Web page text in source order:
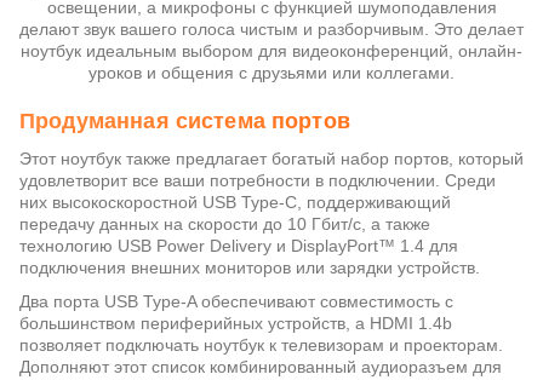
освещении, а микрофоны с функцией шумоподавления
делают звук вашего голоса чистым и разборчивым. Это делает
ноутбук идеальным выбором для видеоконференций, онлайн-
уроков и общения с друзьями или коллегами.
Продуманная система портов
Этот ноутбук также предлагает богатый набор портов, который
удовлетворит все ваши потребности в подключении. Среди
них высокоскоростной USB Type-C, поддерживающий
передачу данных на скорости до 10 Гбит/с, а также
технологию USB Power Delivery и DisplayPort™ 1.4 для
подключения внешних мониторов или зарядки устройств.
Два порта USB Type-A обеспечивают совместимость с
большинством периферийных устройств, а HDMI 1.4b
позволяет подключать ноутбук к телевизорам и проекторам.
Дополняют этот список комбинированный аудиоразъем для